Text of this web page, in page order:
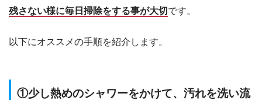
残さない様に毎日掃除をする事が大切 です。
以下にオススメの手順を紹介します。
①少し熱めのシャワーをかけて、汚れを洗い流